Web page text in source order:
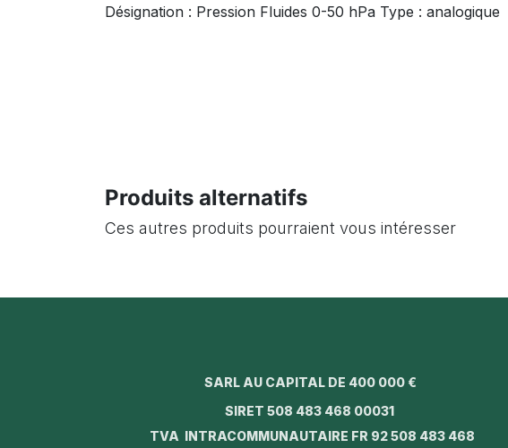
Désignation : Pression Fluides 0-50 hPa Type : analogique
Produits alternatifs
Ces autres produits pourraient vous intéresser
SARL AU CAPITAL DE 400 000 €
SIRET 508 483 468 00031
TVA INTRACOMMUNAUTAIRE FR 92 508 483 468